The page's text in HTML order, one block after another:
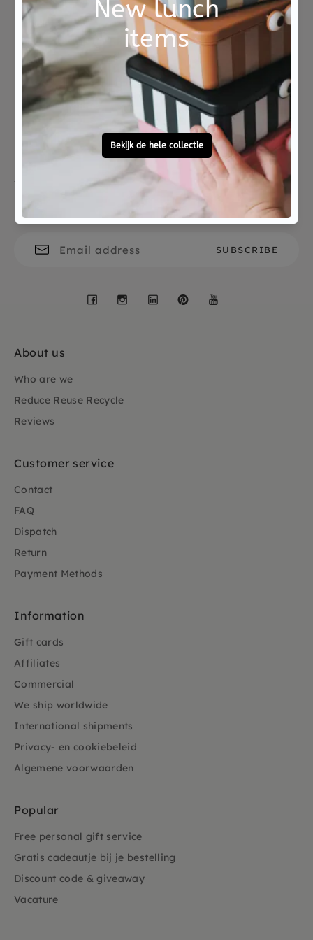
Not good?
Money Back
Ordered before 15:00,
tomorrow at home
Free personal
gift service
To ask?
Call 0572 - 700 203
Let's stay in touch
Facebook
Instagram
LinkedInPinterest
About us
Who are we
Reduce Reuse Recycle
Reviews
Customer service
Contact
FAQ
Dispatch
Return
Payment Methods
Information
Gift cards
Affiliates
Commercial
We ship worldwide
International shipments
Privacy- en cookiebeleid
Algemene voorwaarden
Popular
Free personal gift service
Gratis cadeautje bij je bestelling
Discount code & giveaway
Vacature